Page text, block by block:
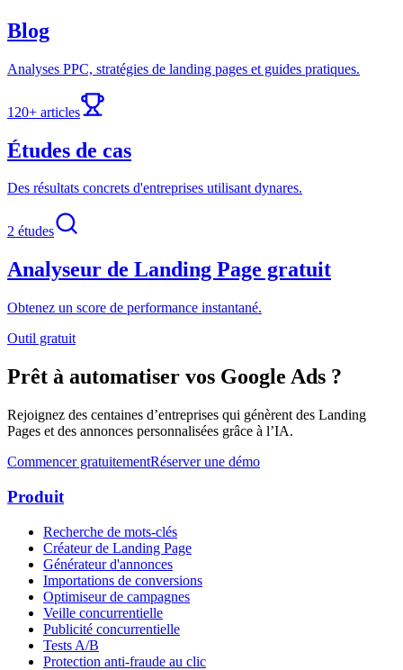
Blog
Analyses PPC, stratégies de landing pages et guides pratiques.
120+ articles
Études de cas
Des résultats concrets d'entreprises utilisant dynares.
2 études
Analyseur de Landing Page gratuit
Obtenez un score de performance instantané.
Outil gratuit
Prêt à automatiser vos Google Ads ?
Rejoignez des centaines d’entreprises qui génèrent des Landing
Pages et des annonces personnalisées grâce à l’IA.
Commencer gratuitementRéserver une démo
Produit
Recherche de mots-clés
Créateur de Landing Page
Générateur d'annonces
Importations de conversions
Optimiseur de campagnes
Veille concurrentielle
Publicité concurrentielle
Tests A/B
Protection anti-fraude au clic